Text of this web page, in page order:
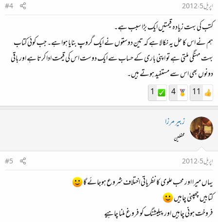
اپریل 5، 2012
#4
کتب کی بہت زیادہ قیمتیں ایک بڑا سبب ہے۔
ہم نے اس کا حل یہ نکالا ہے کہ تین دوستوں نے ایک گروپ بنایا ہوا ہے۔ جب کوئی کتاب
بہت مہنگی ملتی ہے تو اپنی باری کے حساب سے ایک دوست اس کی قیمت ادا کرتا ہے اور باقی
دونوں بھی اس سے مستفید ہوتے ہیں۔
11
4
1
زبیر مرزا
محفلین
اپریل 5، 2012
#5
یہاں میرا اور محب علوی کا نظریاتی اختلاف شروع ہوجائے گا
کتابیں چھپنی چاہیں
فروخت ہونی چاہیں اور پبلیشنگ کو فروغ ملنا چاہیے